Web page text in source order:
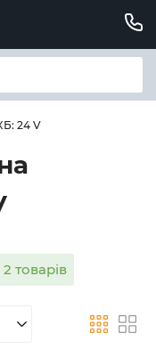
24 V
товарів